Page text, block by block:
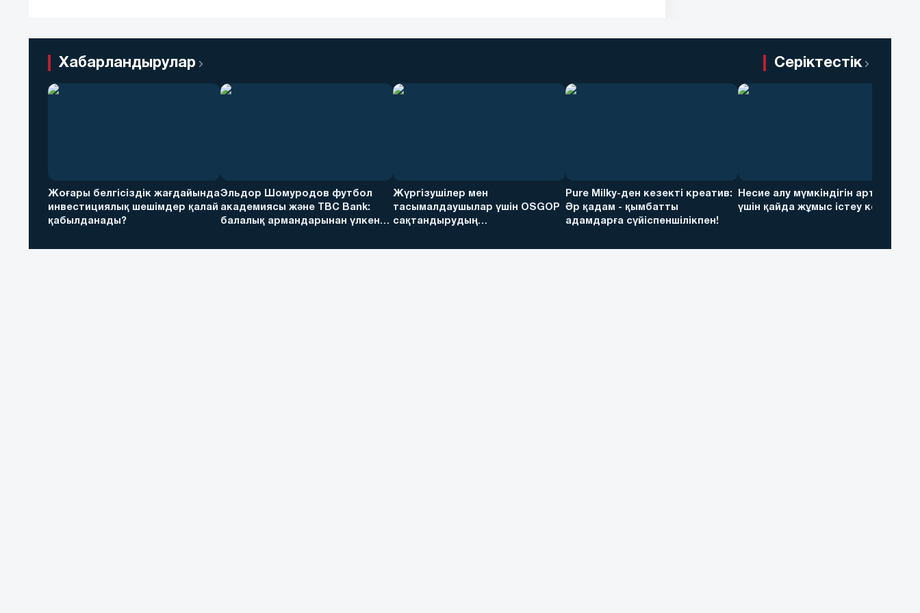
Хабарландырулар Серіктестік
Жоғары белгісіздік жағдайында
инвестициялық шешімдер қалай
қабылданады?
Эльдор Шомуродов футбол
академиясы және TBC Bank:
балалық армандарынан үлкен
Жүргізушілер мен
тасымалдаушылар үшін OSGOP
сақтандырудың
Pure Milky-ден кезекті креатив:
Әр қадам - қымбатты
адамдарға сүйіспеншілікпен!
Несие алу мүмкіндігін арттыру
үшін қайда жұмыс істеу керек